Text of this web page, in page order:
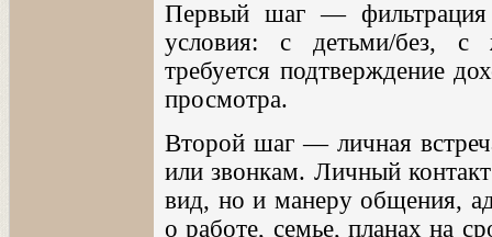
Первый шаг — фильтрация
условия: с детьми/без, с
требуется подтверждение
просмотра.
Второй шаг — личная
или звонкам. Личный
вид, но и манеру общения,
о работе, семье, планах на